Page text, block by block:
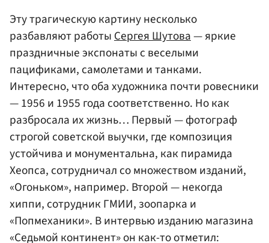
Эту трагическую картину несколько
разбавляют работыСергея Шутова— яркие
праздничные экспонаты с веселыми
пацификами, самолетами и танками.
Интересно, что оба художника почти ровесники
— 1956 и 1955 года соответственно. Но как
разбросала их жизнь… Первый — фотограф
строгой советской выучки, где композиция
устойчива и монументальна, как пирамида
Хеопса, сотрудничал со множеством изданий,
«Огоньком», например. Второй — некогда
хиппи, сотрудник ГМИИ, зоопарка и
«Попмеханики». В интервью изданию магазина
«Седьмой континент» он как-то отметил: